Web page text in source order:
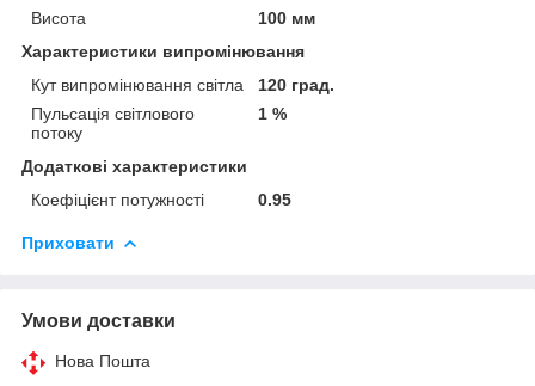
Висота
100 мм
Характеристики випромінювання
Кут випромінювання світла
120 град.
Пульсація світлового
потоку
1 %
Додаткові характеристики
Коефіцієнт потужності
0.95
Приховати
Умови доставки
Нова Пошта